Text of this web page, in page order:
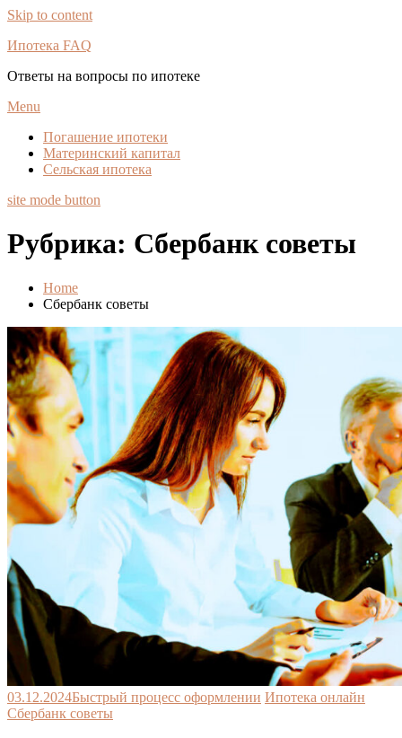
Skip to content
Ипотека FAQ
Ответы на вопросы по ипотеке
Menu
Погашение ипотеки
Материнский капитал
Сельская ипотека
site mode button
Рубрика: Сбербанк советы
Home
Сбербанк советы
03.12.2024Быстрый процесс оформлении Ипотека онлайн
Сбербанк советы